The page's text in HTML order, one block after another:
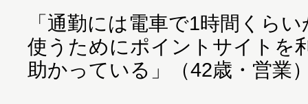
「通勤には電車で1時間くら
使うためにポイントサイトを
助かっている」（42歳・営業